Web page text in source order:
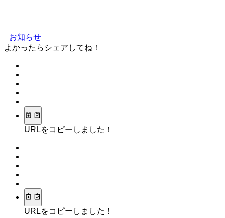
お知らせ
よかったらシェアしてね！
URLをコピーしました！
URLをコピーしました！